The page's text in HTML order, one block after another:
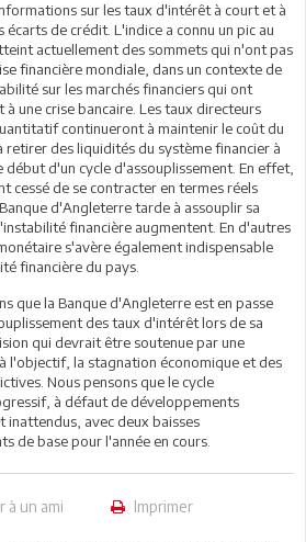
sur les taux d'intérêt à court et à
de crédit. L'indice a connu un pic au
actuellement des sommets qui n'ont pas
financière mondiale, dans un contexte de
sur les marchés financiers qui ont
une crise bancaire. Les taux directeurs
continueront à maintenir le coût du
retirer des liquidités du système financier à
début d'un cycle d'assouplissement. En effet,
cessé de se contracter en termes réels
d'Angleterre tarde à assouplir sa
financière augmentent. En d'autres
s'avère également indispensable
financière du pays.
que la Banque d'Angleterre est en passe
des taux d'intérêt lors de sa
qui devrait être soutenue par une
l'objectif, la stagnation économique et des
Nous pensons que le cycle
à défaut de développements
inattendus, avec deux baisses
de base pour l'année en cours.
à un ami Imprimer